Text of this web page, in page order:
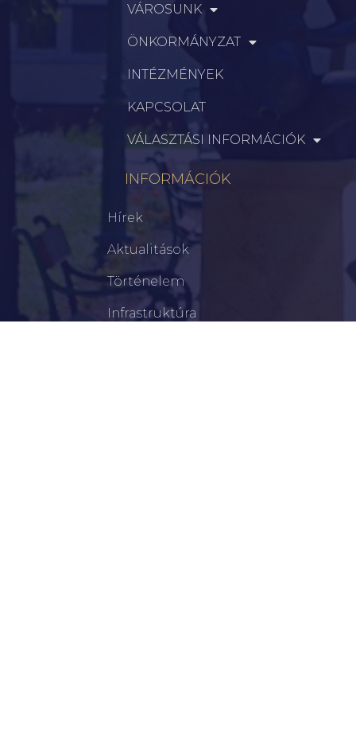
VÁROSUNK
ÖNKORMÁNYZAT
INTÉZMÉNYEK
KAPCSOLAT
VÁLASZTÁSI INFORMÁCIÓK
INFORMÁCIÓK
Hírek
Aktualitások
Történelem
Infrastruktúra